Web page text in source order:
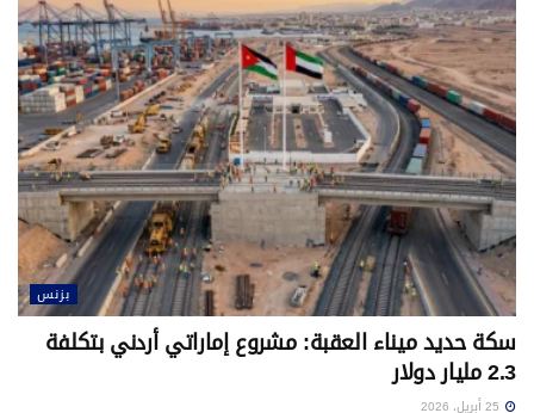
بزنس
سكة حديد ميناء العقبة: مشروع إماراتي أردني بتكلفة
2.3 مليار دولار